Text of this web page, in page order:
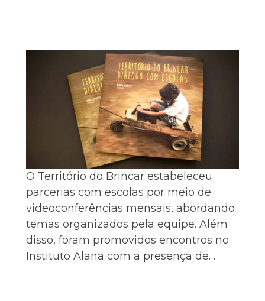
O Território do Brincar estabeleceu
parcerias com escolas por meio de
videoconferências mensais, abordando
temas organizados pela equipe. Além
disso, foram promovidos encontros no
Instituto Alana com a presença de…